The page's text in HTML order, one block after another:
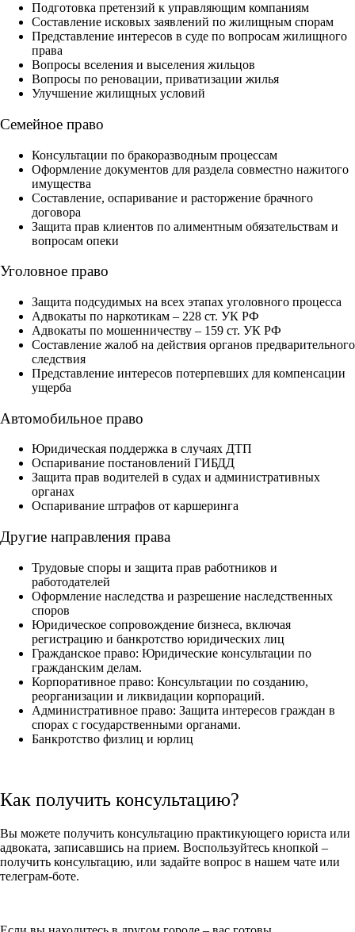
Подготовка претензий к управляющим компаниям
Составление исковых заявлений по жилищным спорам
Представление интересов в суде по вопросам жилищного
права
Вопросы вселения и выселения жильцов
Вопросы по реновации, приватизации жилья
Улучшение жилищных условий
Семейное право
Консультации по бракоразводным процессам
Оформление документов для раздела совместно нажитого
имущества
Составление, оспаривание и расторжение брачного
договора
Защита прав клиентов по алиментным обязательствам и
вопросам опеки
Уголовное право
Защита подсудимых на всех этапах уголовного процесса
Адвокаты по наркотикам – 228 ст. УК РФ
Адвокаты по мошенничеству – 159 ст. УК РФ
Составление жалоб на действия органов предварительного
следствия
Представление интересов потерпевших для компенсации
ущерба
Автомобильное право
Юридическая поддержка в случаях ДТП
Оспаривание постановлений ГИБДД
Защита прав водителей в судах и административных
органах
Оспаривание штрафов от каршеринга
Другие направления права
Трудовые споры и защита прав работников и
работодателей
Оформление наследства и разрешение наследственных
споров
Юридическое сопровождение бизнеса, включая
регистрацию и банкротство юридических лиц
Гражданское право: Юридические консультации по
гражданским делам.
Корпоративное право: Консультации по созданию,
реорганизации и ликвидации корпораций.
Административное право: Защита интересов граждан в
спорах с государственными органами.
Банкротство физлиц и юрлиц
Как получить консультацию?
Вы можете получить консультацию практикующего юриста или
адвоката, записавшись на прием. Воспользуйтесь кнопкой –
получить консультацию, или задайте вопрос в нашем чате или
телеграм-боте.